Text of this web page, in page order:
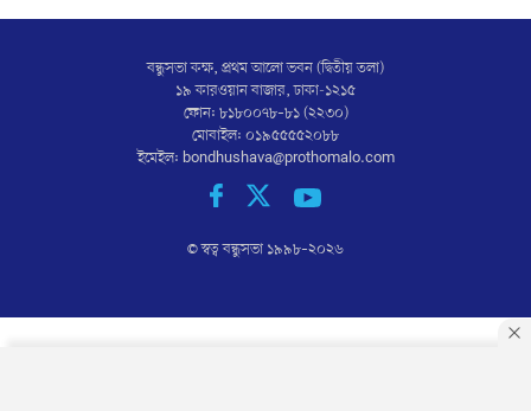
বন্ধুসভা কক্ষ, প্রথম আলো ভবন (দ্বিতীয় তলা)
১৯ কারওয়ান বাজার, ঢাকা-১২১৫
ফোন: ৮১৮০০৭৮–৮১ (২২৩০)
মোবাইল: ০১৯৫৫৫৫২০৮৮
ইমেইল: bondhushava@prothomalo.com
© স্বত্ব বন্ধুসভা ১৯৯৮–২০২৬